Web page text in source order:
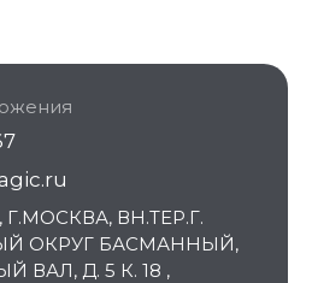
Г.МОСКВА, ВН.ТЕР.Г.
ОКРУГ БАСМАННЫЙ,
ВАЛ, Д. 5 К. 18 ,